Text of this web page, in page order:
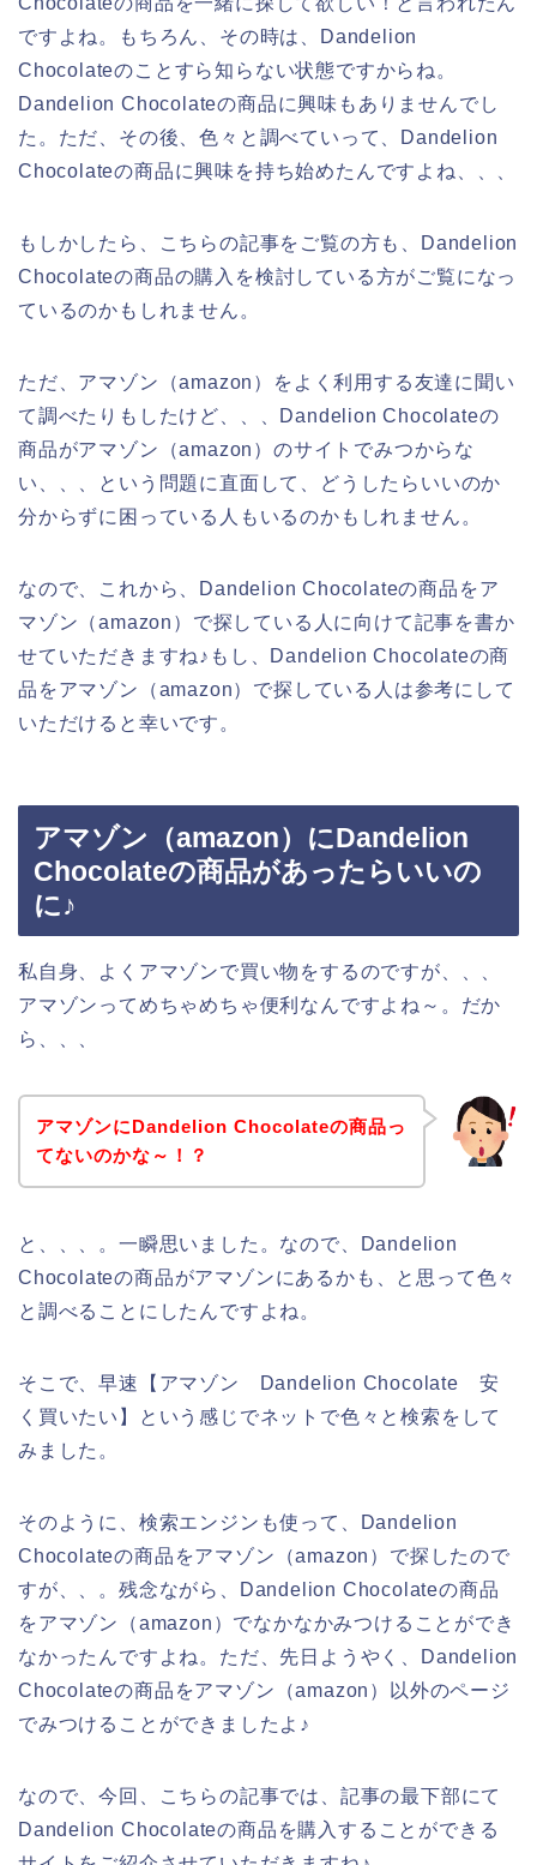
ですよね。もちろん、その時は、Dandelion
Chocolateのことすら知らない状態ですからね。
Dandelion Chocolateの商品に興味もありませんでし
た。ただ、その後、色々と調べていって、Dandelion
Chocolateの商品に興味を持ち始めたんですよね、、、
もしかしたら、こちらの記事をご覧の方も、Dandelion
Chocolateの商品の購入を検討している方がご覧になっ
ているのかもしれません。
ただ、アマゾン（amazon）をよく利用する友達に聞い
て調べたりもしたけど、、、Dandelion Chocolateの
商品がアマゾン（amazon）のサイトでみつからな
い、、、という問題に直面して、どうしたらいいのか
分からずに困っている人もいるのかもしれません。
なので、これから、Dandelion Chocolateの商品をア
マゾン（amazon）で探している人に向けて記事を書か
せていただきますね♪もし、Dandelion Chocolateの商
品をアマゾン（amazon）で探している人は参考にして
いただけると幸いです。
アマゾン（amazon）にDandelion
Chocolateの商品があったらいいの
に♪
私自身、よくアマゾンで買い物をするのですが、、、
アマゾンってめちゃめちゃ便利なんですよね～。だか
ら、、、
アマゾンにDandelion Chocolateの商品っ
てないのかな～！？
と、、、。一瞬思いました。なので、Dandelion
Chocolateの商品がアマゾンにあるかも、と思って色々
と調べることにしたんですよね。
そこで、早速【アマゾン Dandelion Chocolate 安
く買いたい】という感じでネットで色々と検索をして
みました。
そのように、検索エンジンも使って、Dandelion
Chocolateの商品をアマゾン（amazon）で探したので
すが、、。残念ながら、Dandelion Chocolateの商品
をアマゾン（amazon）でなかなかみつけることができ
なかったんですよね。ただ、先日ようやく、Dandelion
Chocolateの商品をアマゾン（amazon）以外のページ
でみつけることができましたよ♪
なので、今回、こちらの記事では、記事の最下部にて
Dandelion Chocolateの商品を購入することができる